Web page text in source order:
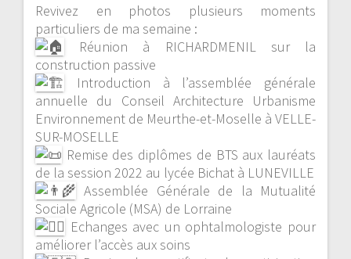
Revivez en photos plusieurs moments
particuliers de ma semaine :
Réunion à RICHARDMENIL sur la
construction passive
Introduction à l’assemblée générale
annuelle du Conseil Architecture Urbanisme
Environnement de Meurthe-et-Moselle à VELLE-
SUR-MOSELLE
Remise des diplômes de BTS aux lauréats
de la session 2022 au lycée Bichat à LUNEVILLE
Assemblée Générale de la Mutualité
Sociale Agricole (MSA) de Lorraine
Echanges avec un ophtalmologiste pour
améliorer l’accès aux soins